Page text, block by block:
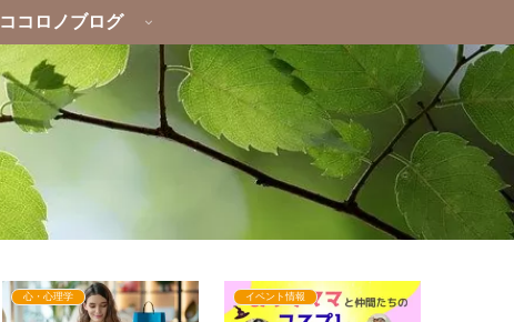
ココロノブログ
心・心理学 イベント情報